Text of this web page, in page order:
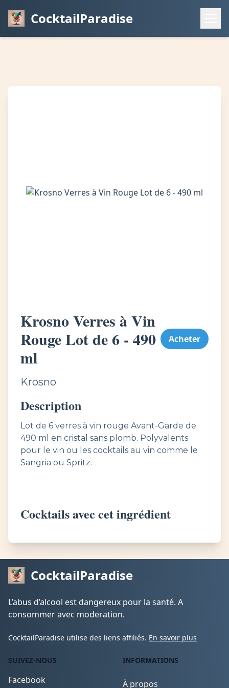
CocktailParadise
Krosno Verres à Vin
Rouge Lot de 6 - 490
ml
Acheter
Krosno
Description
Lot de 6 verres à vin rouge Avant-Garde de
490 ml en cristal sans plomb. Polyvalents
pour le vin ou les cocktails au vin comme le
Sangria ou Spritz.
Cocktails avec cet ingrédient
CocktailParadise
L’abus d’alcool est dangereux pour la santé. A
consommer avec moderation.
CocktailParadise utilise des liens affiliés. En savoir plus
SUIVEZ-NOUS
Facebook
INFORMATIONS
À propos